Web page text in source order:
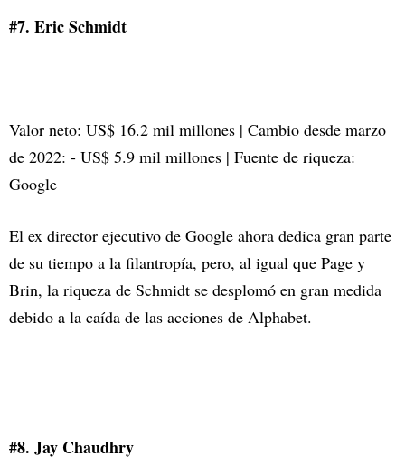
#7. Eric Schmidt
Valor neto: US$ 16.2 mil millones | Cambio desde marzo
de 2022: - US$ 5.9 mil millones | Fuente de riqueza:
Google
El ex director ejecutivo de Google ahora dedica gran parte
de su tiempo a la filantropía, pero, al igual que Page y
Brin, la riqueza de Schmidt se desplomó en gran medida
debido a la caída de las acciones de Alphabet.
#8. Jay Chaudhry